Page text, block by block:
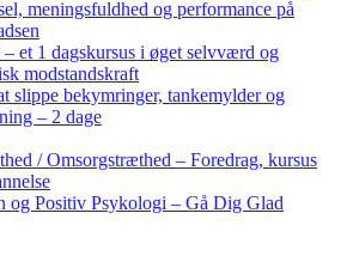
meningsfuldhed og performance på
et 1 dagskursus i øget selvværd og
modstandskraft
slippe bekymringer, tankemylder og
– 2 dage
/ Omsorgstræthed – Foredrag, kursus
og Positiv Psykologi – Gå Dig Glad